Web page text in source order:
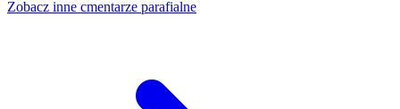
Zobacz inne cmentarze parafialne